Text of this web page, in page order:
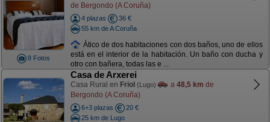
8 Fotos
de Bergondo (A Coruña)
4 plazas
36 €
55 km de A Coruña
Ático de dos habitaciones con dos baños, uno de ellos
está en el interior de la habitación. Un baño con ducha y
otro con bañera, todas las e ...
Casa de Arxerei
Casa Rural en Friol (Lugo) a 48,5 km de
Bergondo (A Coruña)
6+3 plazas
20 €
25 km de Lugo